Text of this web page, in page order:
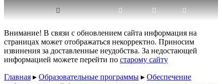
Внимание! В связи с обновлением сайта информация на
страницах может отображаться некорректно. Приносим
извинения за доставленные неудобства. За недостающей
информацией можете перейти по старому сайту
Главная ▸ Образовательные программы ▸ Обеспечение